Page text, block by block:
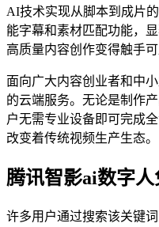
AI技术实现从脚本到成片
能字幕和素材匹配功能，
高质量内容创作变得触手可
面向广大内容创业者和中
的云端服务。无论是制作
户无需专业设备即可完成
改变着传统视频生产生态。
腾讯智影ai数字
许多用户通过搜索该关键